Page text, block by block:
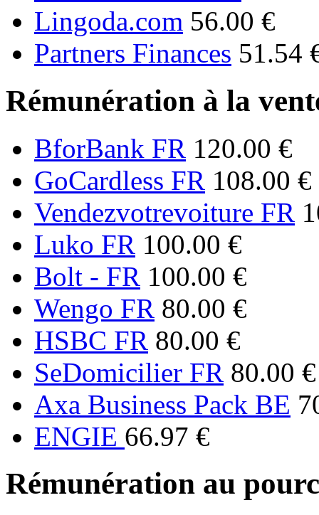
Lingoda.com 56.00 €
Partners Finances 51.54
Rémunération à la
BforBank FR 120.00 €
GoCardless FR 108.00 €
Vendezvotrevoiture FR
Luko FR 100.00 €
Bolt - FR 100.00 €
Wengo FR 80.00 €
HSBC FR 80.00 €
SeDomicilier FR 80.00 €
Axa Business Pack BE
ENGIE 66.97 €
Rémunération au